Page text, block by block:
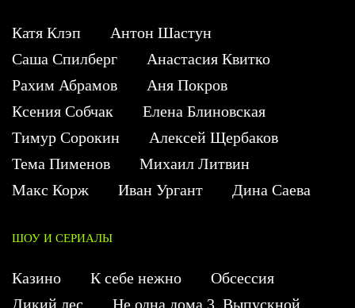
Катя Клэп
Антон Шастун
Саша Спилберг
Анастасия Квитко
Рахим Абрамов
Аня Покров
Ксения Собчак
Елена Блиновская
Тимур Сорокин
Алексей Щербаков
Тема Пименов
Михаил Литвин
Макс Корж
Иван Ургант Дина Саева
ШОУ И СЕРИАЛЫ
Казино К себе нежно
Обсессия
Дикий лес
Не одна дома 3. Выпускной